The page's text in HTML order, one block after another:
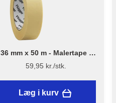
36 mm x 50 m - Malertape -
Flügger
59,95 kr./stk.
Læg i kurv